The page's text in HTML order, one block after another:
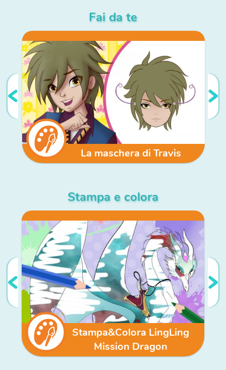
Fai da te
La maschera di Travis
Stampa e colora
Stampa&Colora LingLing
Mission Dragon